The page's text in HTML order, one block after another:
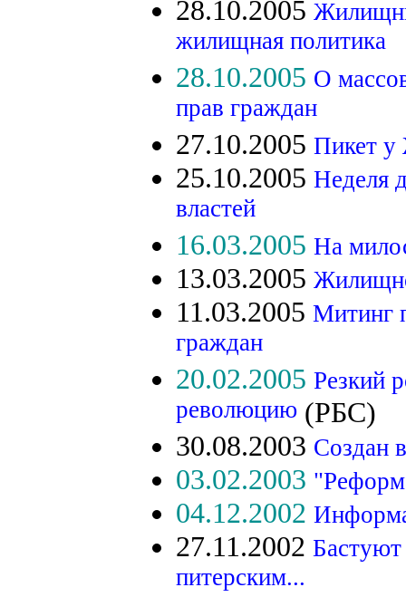
28.10.2005
жилищная политика
28.10.2005 О
прав граждан
27.10.2005 Пикет у
25.10.2005 Неделя
властей
16.03.2005 На
13.03.2005
11.03.2005 Митинг
граждан
20.02.2005 Резкий
революцию (РБС)
30.08.2003 Создан
03.02.2003
04.12.2002
27.11.2002
питерским...